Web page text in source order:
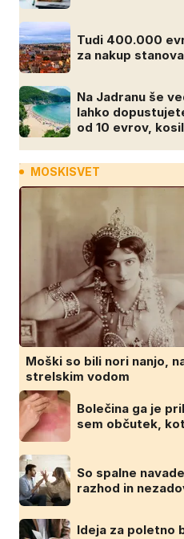
Tudi 400.000
za nakup
Na Jadranu še
lahko
od 10 evrov,
MOSKISVET
Moški so bili nori nanjo,
strelskim vodom
Bolečina ga je
sem občutek,
So spalne
razhod in
Ideja za poletno